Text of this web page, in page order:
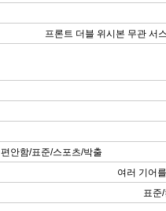
프론트 더블 위시본 무관 서
편안함/표준/스포츠/박출
여러 기어
표준